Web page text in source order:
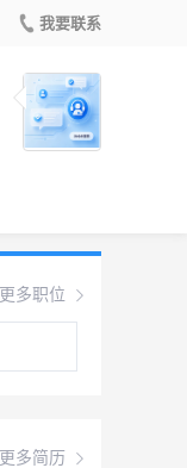
我要联系
更多职位
更多简历